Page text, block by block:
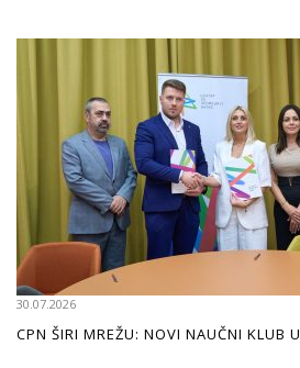
30.07.2026
CPN ŠIRI MREŽU: NOVI NAUČNI KLUB